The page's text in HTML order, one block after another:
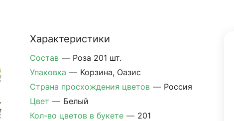
Характеристики
Состав — Роза 201 шт.
Упаковка — Корзина, Оазис
Страна просхождения цветов — Россия
Цвет — Белый
Кол-во цветов в букете — 201